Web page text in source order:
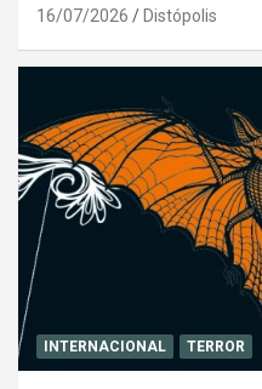
16/07/2026 Distópolis
INTERNACIONAL TERROR